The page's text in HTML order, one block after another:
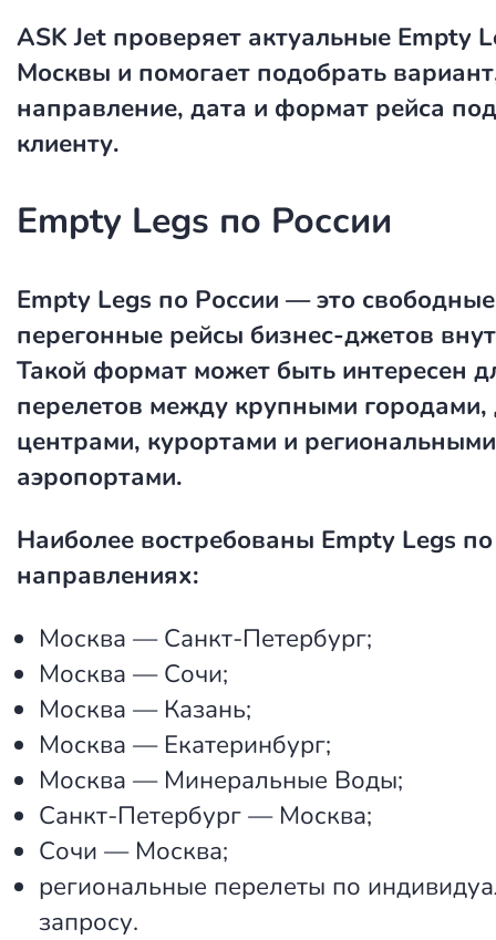
ASK Jet проверяет актуальные Empty
Москвы и помогает подобрать
направление, дата и формат рейса
клиенту.
Empty Legs по России
Empty Legs по России — это свободные
перегонные рейсы бизнес-джетов
Такой формат может быть интересен
перелетов между крупными
центрами, курортами и региональными
аэропортами.
Наиболее востребованы Empty Legs
направлениях:
Москва — Санкт-Петербург;
Москва — Сочи;
Москва — Казань;
Москва — Екатеринбург;
Москва — Минеральные Воды;
Санкт-Петербург — Москва;
Сочи — Москва;
региональные перелеты по
запросу.